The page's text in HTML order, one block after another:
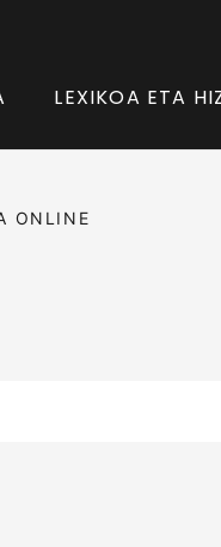
LEXIKOA ETA
ONLINE